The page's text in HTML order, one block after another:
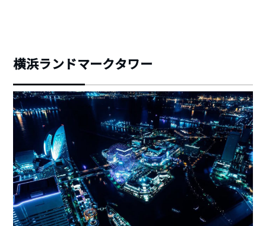
横浜ランドマークタワー